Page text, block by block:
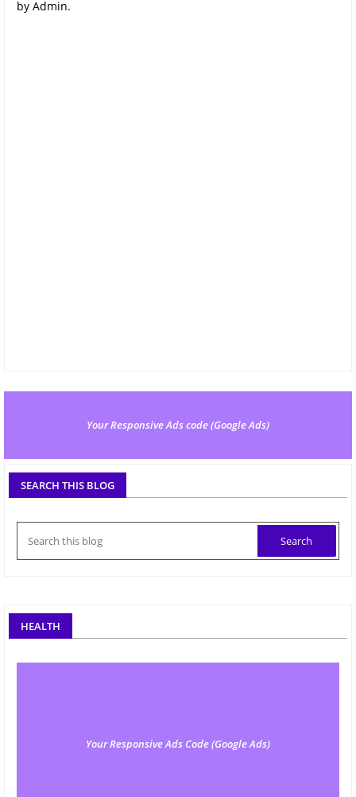
by Admin.
Your Responsive Ads code (Google Ads)
SEARCH THIS BLOG
HEALTH
Your Responsive Ads Code (Google Ads)